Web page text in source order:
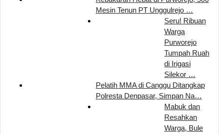
Mesin Tenun PT Unggulrejo …
Seru! Ribuan
Warga
Purworejo
Tumpah Ruah
di Irigasi
Silekor …
Pelatih MMA di Canggu Ditangkap
Polresta Denpasar, Simpan Na…
Mabuk dan
Resahkan
Warga, Bule